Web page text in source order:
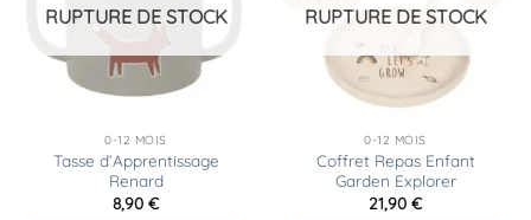
RUPTURE DE STOCK
0-12 MOIS
Tasse d’Apprentissage
Renard
8,90 €
RUPTURE DE STOCK
0-12 MOIS
Coffret Repas Enfant
Garden Explorer
21,90 €